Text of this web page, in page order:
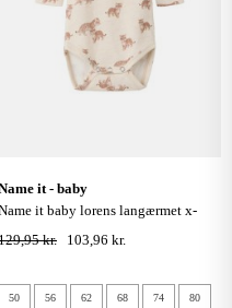
name it - baby
langærmet x-
slim bodystocking - peyote melange
kr. 103,96 kr.
50 56 62 68 74 80